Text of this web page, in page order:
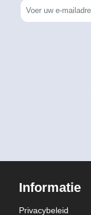
Informatie
Privacybeleid